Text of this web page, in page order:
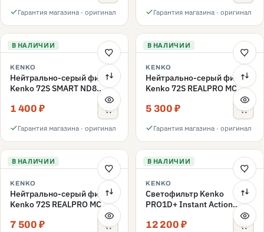
Гарантия магазина · оригинал Гарантия магазина · оригинал
В НАЛИЧИИ
KENKO
Нейтрально-серый фильтр
Kenko 72S SMART ND8
1 400 ₽
Гарантия магазина · оригинал
В НАЛИЧИИ
KENKO
Нейтрально-серый фильтр
Kenko 72S REALPRO MC
5 300 ₽
Гарантия магазина · оригинал
В НАЛИЧИИ
KENKO
Нейтрально-серый фильтр
Kenko 72S REALPRO MC
7 500 ₽
В НАЛИЧИИ
KENKO
Светофильтр Kenko
PRO1D+ Instant Action
Variable NDX3-450+C-PLS
переменной плотности
12 200 ₽